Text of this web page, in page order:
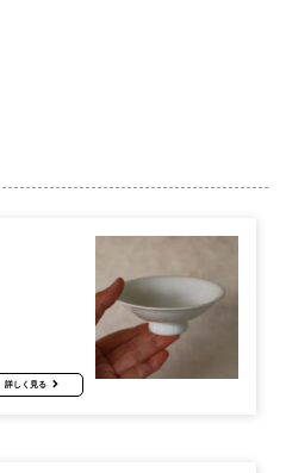
詳しく見る